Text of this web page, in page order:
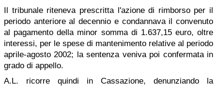
Il tribunale riteneva prescritta l'azione di rimborso per il
periodo anteriore al decennio e condannava il convenuto
al pagamento della minor somma di 1.637,15 euro, oltre
interessi, per le spese di mantenimento relative al periodo
aprile-agosto 2002; la sentenza veniva poi confermata in
grado di appello.
A.L. ricorre quindi in Cassazione, denunziando la